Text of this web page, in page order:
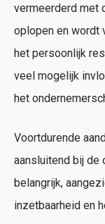
vermeerderd met
oplopen en wordt
het persoonlijk
veel mogelijk
het
Voortdurende
aansluitend bij de
belangrijk,
inzetbaarheid en